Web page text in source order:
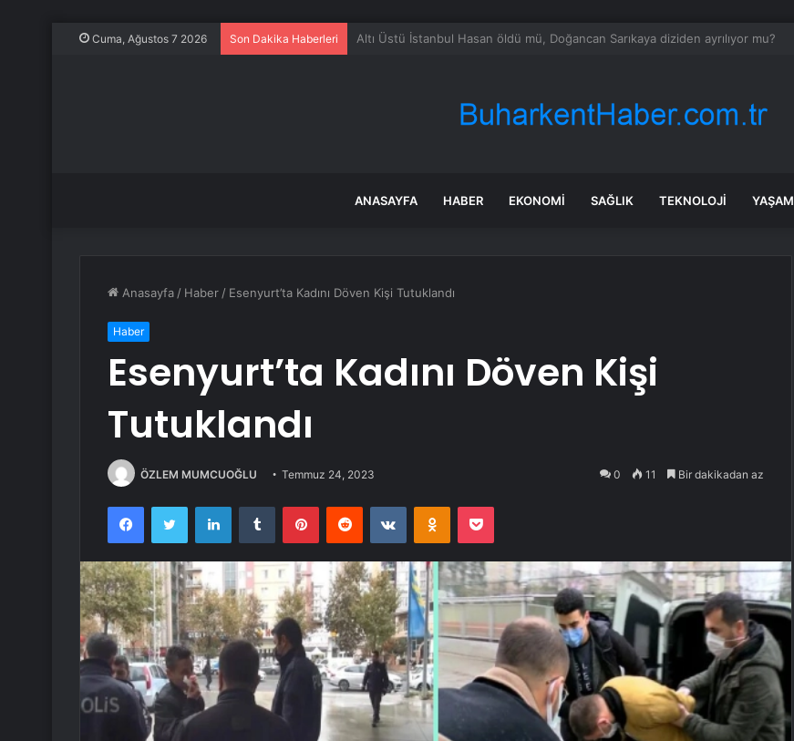
Cuma, Ağustos 7 2026 Son Dakika Haberleri Filiz Eryılmaz gram altın için rakam verdi: Yarın akşama işaret etti
ANASAYFA HABER EKONOMI SAĞLIK TEKNOLOJI YAŞAM
Anasayfa / Haber / Esenyurt’ta Kadını Döven Kişi Tutuklandı
Haber
Esenyurt’ta Kadını Döven Kişi
Tutuklandı
ÖZLEM MUMCUOĞLU Temmuz 24, 2023 0 11 Bir dakikadan az
FacebookTwitter LinkedInTumblr PinterestReddit VKontakteOdnoklassniki
Pocket